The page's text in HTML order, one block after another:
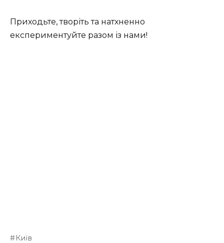
Приходьте, творіть та натхненно
експериментуйте разом із нами!
Київ